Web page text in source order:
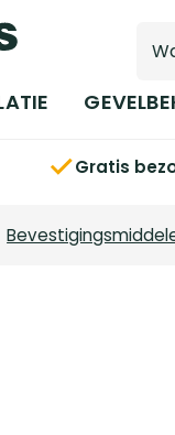
Gratis